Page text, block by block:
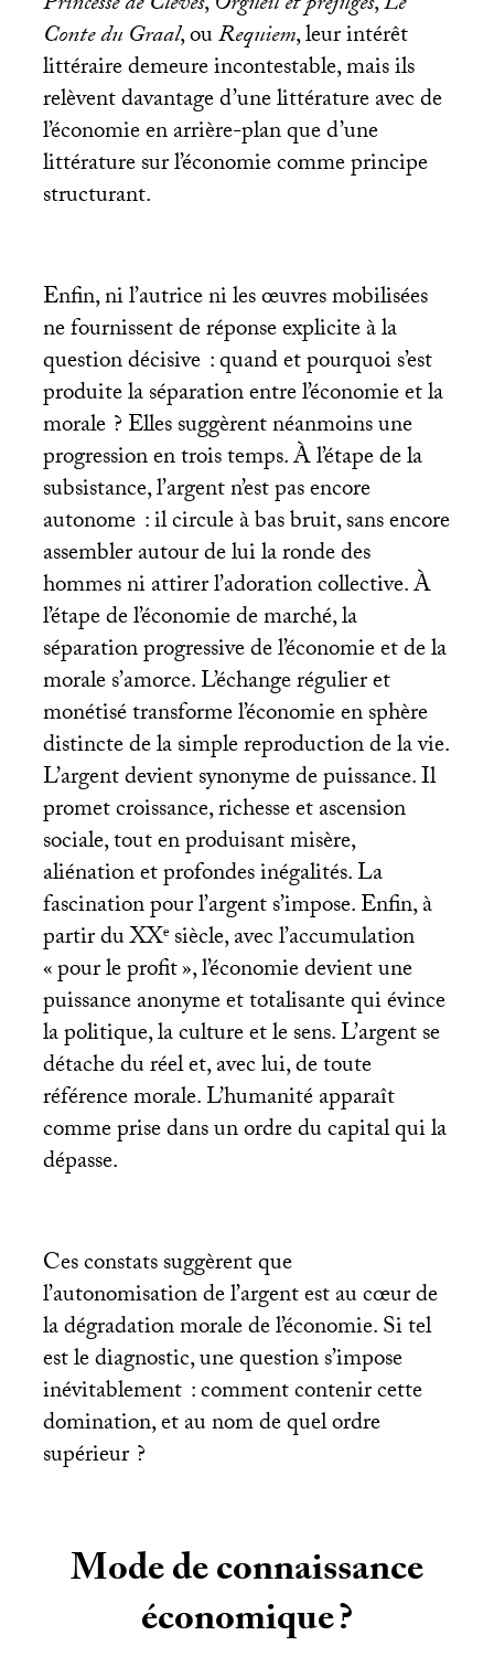
Conte du Graal, ouRequiem, leur intérêt
littéraire demeure incontestable, mais ils
relèvent davantage d’une littérature avec de
l’économie en arrière-plan que d’une
littérature sur l’économie comme principe
structurant.
Enfin, ni l’autrice ni les œuvres mobilisées
ne fournissent de réponse explicite à la
question décisive : quand et pourquoi s’est
produite la séparation entre l’économie et la
morale ? Elles suggèrent néanmoins une
progression en trois temps. À l’étape de la
subsistance, l’argent n’est pas encore
autonome : il circule à bas bruit, sans encore
assembler autour de lui la ronde des
hommes ni attirer l’adoration collective. À
l’étape de l’économie de marché, la
séparation progressive de l’économie et de la
morale s’amorce. L’échange régulier et
monétisé transforme l’économie en sphère
distincte de la simple reproduction de la vie.
L’argent devient synonyme de puissance. Il
promet croissance, richesse et ascension
sociale, tout en produisant misère,
aliénation et profondes inégalités. La
fascination pour l’argent s’impose. Enfin, à
partir duXXᵉ siècle, avec l’accumulation
«pour le profit», l’économie devient une
puissance anonyme et totalisante qui évince
la politique, la culture et le sens. L’argent se
détache du réel et, avec lui, de toute
référence morale. L’humanité apparaît
comme prise dans un ordre du capital qui la
dépasse.
Ces constats suggèrent que
l’autonomisation de l’argent est au cœur de
la dégradation morale de l’économie. Si tel
est le diagnostic, une question s’impose
inévitablement : comment contenir cette
domination, et au nom de quel ordre
supérieur ?
Mode de connaissance
économique?